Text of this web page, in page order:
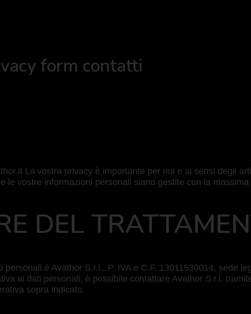
form contatti
La vostra privacy è importante per noi e ai sensi degli
le vostre informazioni personali siano gestite con la
DEL
personali è Avathor S.r.l., P. IVA e C.F. 13011530014, sede
ai dati personali, è possibile contattare Avathor S.r.l.
sopra indicato.